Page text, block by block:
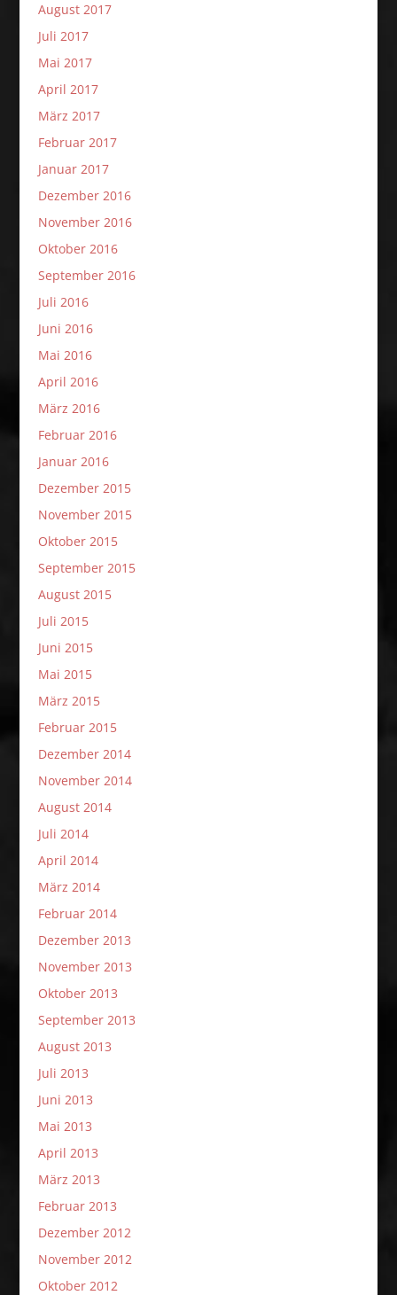
August 2017
Juli 2017
Mai 2017
April 2017
März 2017
Februar 2017
Januar 2017
Dezember 2016
November 2016
Oktober 2016
September 2016
Juli 2016
Juni 2016
Mai 2016
April 2016
März 2016
Februar 2016
Januar 2016
Dezember 2015
November 2015
Oktober 2015
September 2015
August 2015
Juli 2015
Juni 2015
Mai 2015
März 2015
Februar 2015
Dezember 2014
November 2014
August 2014
Juli 2014
April 2014
März 2014
Februar 2014
Dezember 2013
November 2013
Oktober 2013
September 2013
August 2013
Juli 2013
Juni 2013
Mai 2013
April 2013
März 2013
Februar 2013
Dezember 2012
November 2012
Oktober 2012